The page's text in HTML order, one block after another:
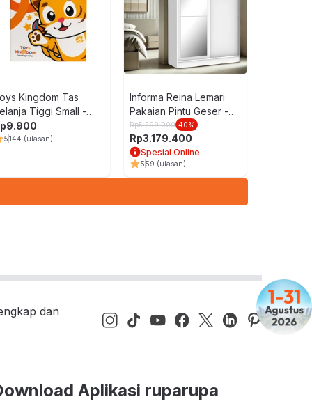
Kingdom Tas
Tiggi Small -
Oranye
9.900
5144 (ulasan)
Informa Reina Lemari
Pakaian Pintu Geser -
Putih
Rp5.299.000 40%
Rp3.179.400
Spesial Online
559 (ulasan)
dan
Aplikasi ruparupa